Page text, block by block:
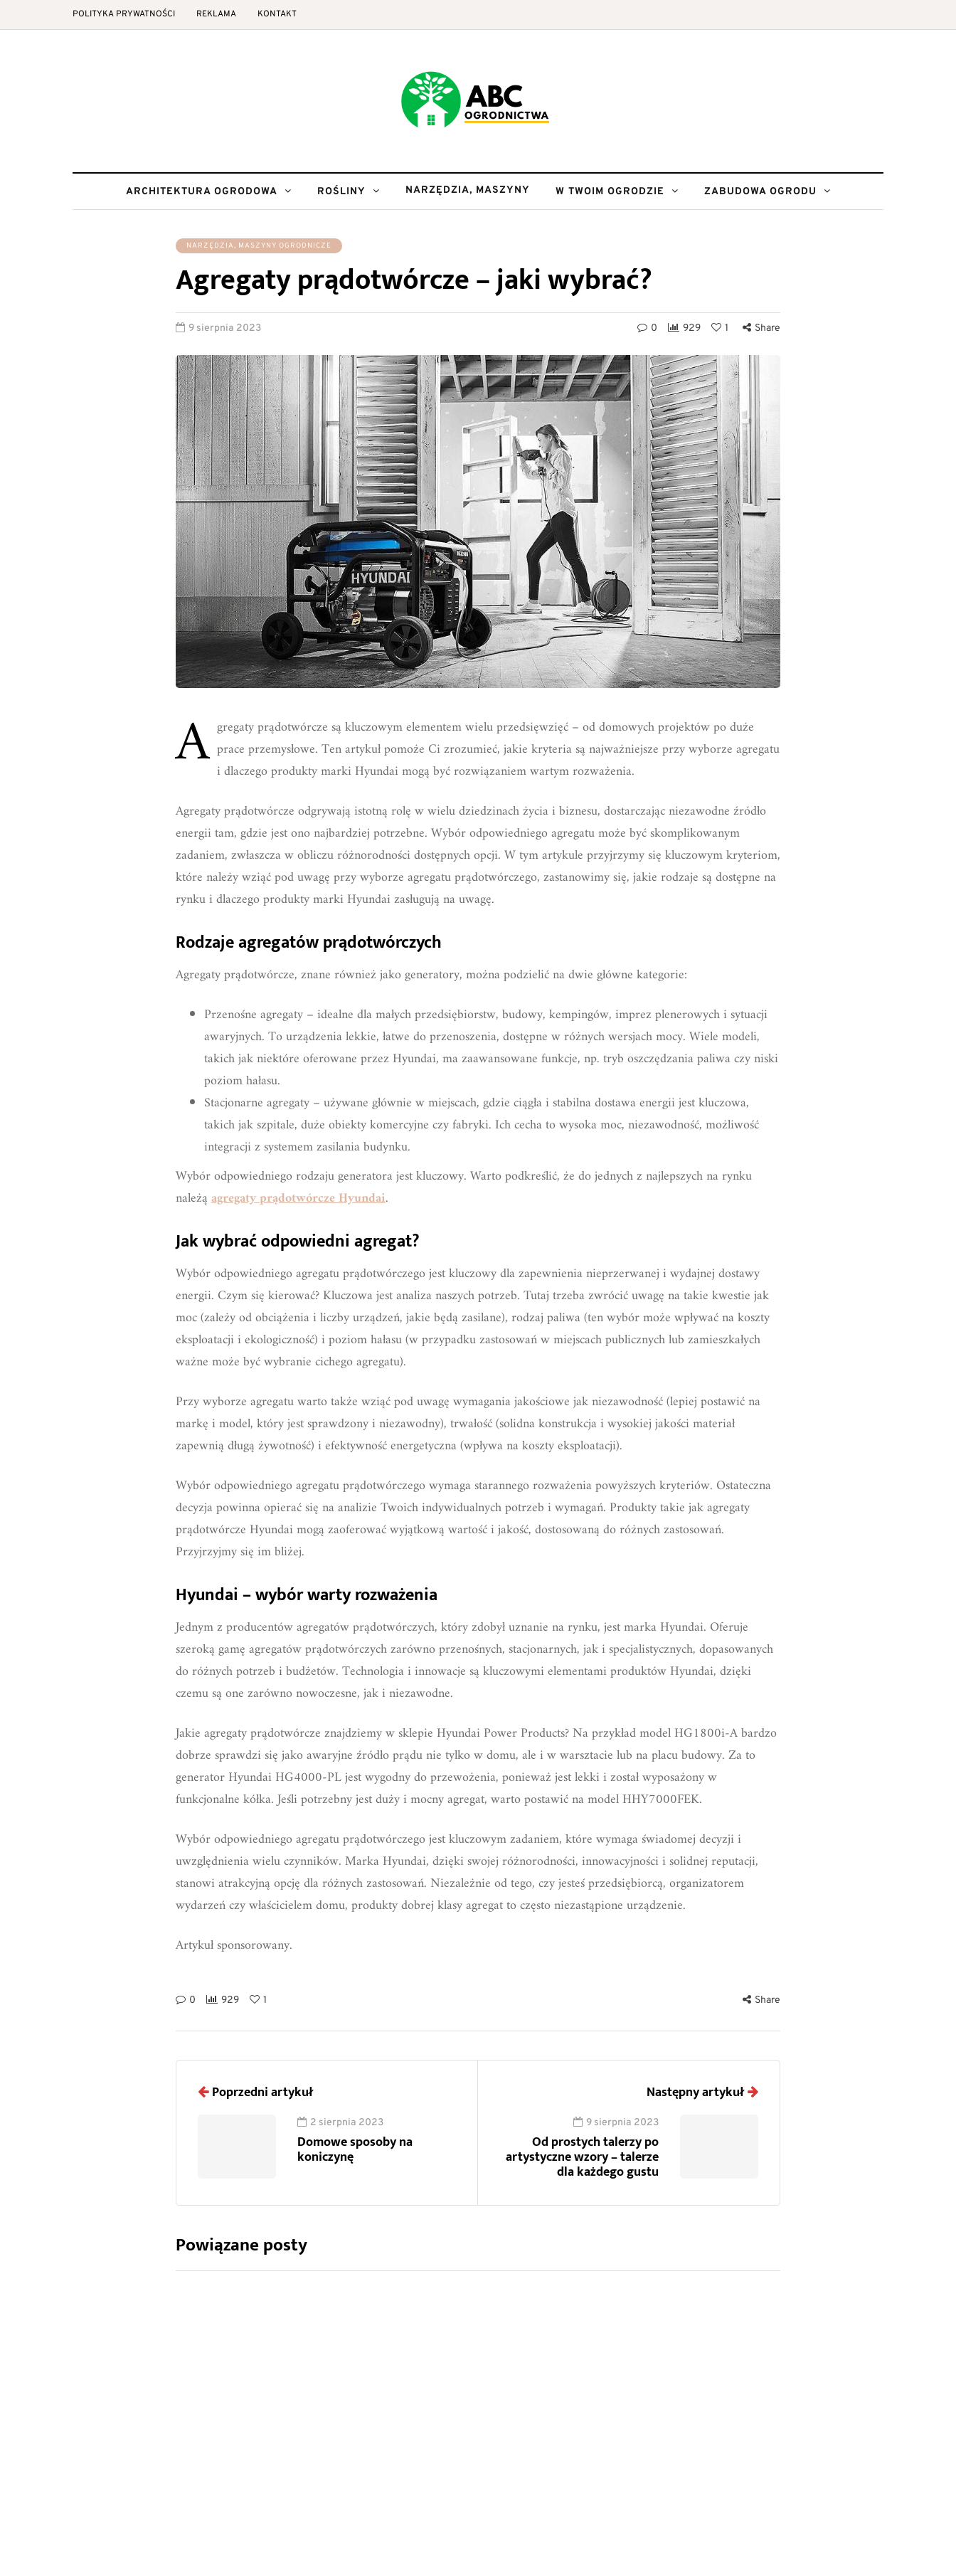
POLITYKA PRYWATNOŚCI REKLAMA KONTAKT
ARCHITEKTURA OGRODOWA ROŚLINY NARZĘDZIA, MASZYNY W TWOIM OGRODZIE ZABUDOWA OGRODU
NARZĘDZIA, MASZYNY OGRODNICZE
Agregaty prądotwórcze – jaki wybrać?
9 sierpnia 2023 0 929 1 Share
A gregaty prądotwórcze są kluczowym elementem wielu przedsięwzięć – od domowych projektów po duże
prace przemysłowe. Ten artykuł pomoże Ci zrozumieć, jakie kryteria są najważniejsze przy wyborze agregatu
i dlaczego produkty marki Hyundai mogą być rozwiązaniem wartym rozważenia.
Agregaty prądotwórcze odgrywają istotną rolę w wielu dziedzinach życia i biznesu, dostarczając niezawodne źródło
energii tam, gdzie jest ono najbardziej potrzebne. Wybór odpowiedniego agregatu może być skomplikowanym
zadaniem, zwłaszcza w obliczu różnorodności dostępnych opcji. W tym artykule przyjrzymy się kluczowym kryteriom,
które należy wziąć pod uwagę przy wyborze agregatu prądotwórczego, zastanowimy się, jakie rodzaje są dostępne na
rynku i dlaczego produkty marki Hyundai zasługują na uwagę.
Rodzaje agregatów prądotwórczych
Agregaty prądotwórcze, znane również jako generatory, można podzielić na dwie główne kategorie:
Przenośne agregaty – idealne dla małych przedsiębiorstw, budowy, kempingów, imprez plenerowych i sytuacji
awaryjnych. To urządzenia lekkie, łatwe do przenoszenia, dostępne w różnych wersjach mocy. Wiele modeli,
takich jak niektóre oferowane przez Hyundai, ma zaawansowane funkcje, np. tryb oszczędzania paliwa czy niski
poziom hałasu.
Stacjonarne agregaty – używane głównie w miejscach, gdzie ciągła i stabilna dostawa energii jest kluczowa,
takich jak szpitale, duże obiekty komercyjne czy fabryki. Ich cecha to wysoka moc, niezawodność, możliwość
integracji z systemem zasilania budynku.
Wybór odpowiedniego rodzaju generatora jest kluczowy. Warto podkreślić, że do jednych z najlepszych na rynku
należąagregaty prądotwórcze Hyundai.
Jak wybrać odpowiedni agregat?
Wybór odpowiedniego agregatu prądotwórczego jest kluczowy dla zapewnienia nieprzerwanej i wydajnej dostawy
energii. Czym się kierować? Kluczowa jest analiza naszych potrzeb. Tutaj trzeba zwrócić uwagę na takie kwestie jak
moc (zależy od obciążenia i liczby urządzeń, jakie będą zasilane), rodzaj paliwa (ten wybór może wpływać na koszty
eksploatacji i ekologiczność) i poziom hałasu (w przypadku zastosowań w miejscach publicznych lub zamieszkałych
ważne może być wybranie cichego agregatu).
Przy wyborze agregatu warto także wziąć pod uwagę wymagania jakościowe jak niezawodność (lepiej postawić na
markę i model, który jest sprawdzony i niezawodny), trwałość (solidna konstrukcja i wysokiej jakości materiał
zapewnią długą żywotność) i efektywność energetyczna (wpływa na koszty eksploatacji).
Wybór odpowiedniego agregatu prądotwórczego wymaga starannego rozważenia powyższych kryteriów. Ostateczna
decyzja powinna opierać się na analizie Twoich indywidualnych potrzeb i wymagań. Produkty takie jak agregaty
prądotwórcze Hyundai mogą zaoferować wyjątkową wartość i jakość, dostosowaną do różnych zastosowań.
Przyjrzyjmy się im bliżej.
Hyundai – wybór warty rozważenia
Jednym z producentów agregatów prądotwórczych, który zdobył uznanie na rynku, jest marka Hyundai. Oferuje
szeroką gamę agregatów prądotwórczych zarówno przenośnych, stacjonarnych, jak i specjalistycznych, dopasowanych
do różnych potrzeb i budżetów. Technologia i innowacje są kluczowymi elementami produktów Hyundai, dzięki
czemu są one zarówno nowoczesne, jak i niezawodne.
Jakie agregaty prądotwórcze znajdziemy w sklepie Hyundai Power Products? Na przykład model HG1800i-A bardzo
dobrze sprawdzi się jako awaryjne źródło prądu nie tylko w domu, ale i w warsztacie lub na placu budowy. Za to
generator Hyundai HG4000-PL jest wygodny do przewożenia, ponieważ jest lekki i został wyposażony w
funkcjonalne kółka. Jeśli potrzebny jest duży i mocny agregat, warto postawić na model HHY7000FEK.
Wybór odpowiedniego agregatu prądotwórczego jest kluczowym zadaniem, które wymaga świadomej decyzji i
uwzględnienia wielu czynników. Marka Hyundai, dzięki swojej różnorodności, innowacyjności i solidnej reputacji,
stanowi atrakcyjną opcję dla różnych zastosowań. Niezależnie od tego, czy jesteś przedsiębiorcą, organizatorem
wydarzeń czy właścicielem domu, produkty dobrej klasy agregat to często niezastąpione urządzenie.
Artykuł sponsorowany.
0 929 1 Share
Poprzedni artykuł
2 sierpnia 2023
Domowe sposoby na
koniczynę
Następny artykuł
9 sierpnia 2023
Od prostych talerzy po
artystyczne wzory – talerze
dla każdego gustu
Powiązane posty